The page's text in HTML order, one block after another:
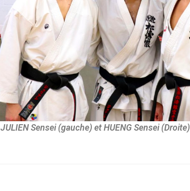
JULIEN Sensei (gauche) et HUENG Sensei (Droite)